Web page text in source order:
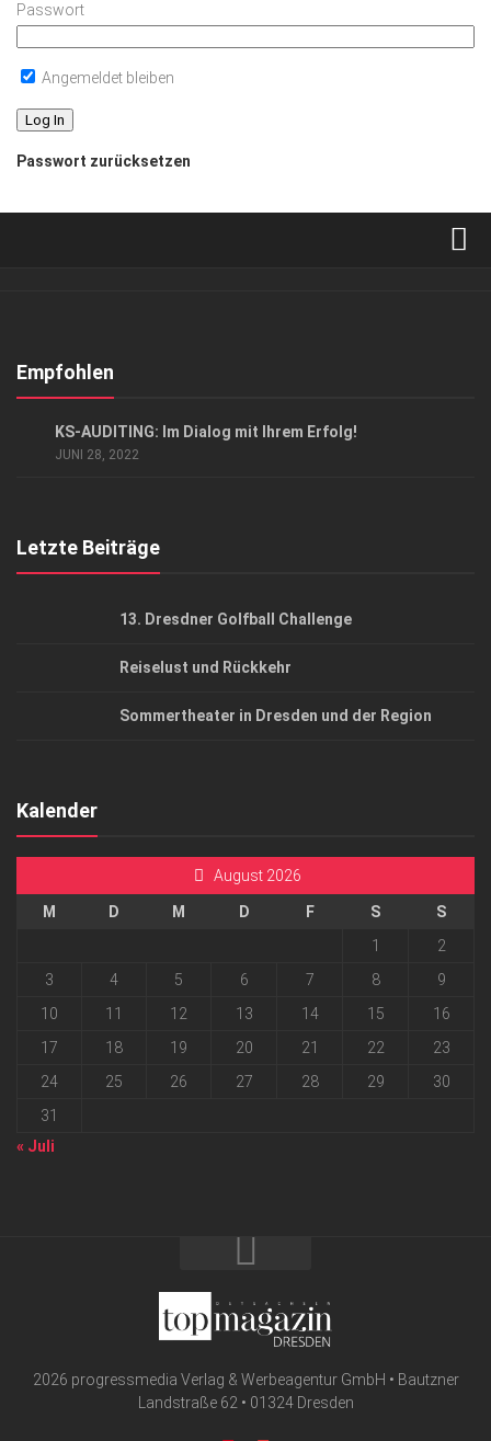
Passwort
Angemeldet bleiben
Passwort zurücksetzen
Kontakt, Impressum
Empfohlen
KS-AUDITING: Im Dialog mit Ihrem Erfolg!
JUNI 28, 2022
Letzte Beiträge
13. Dresdner Golfball Challenge
Reiselust und Rückkehr
Sommertheater in Dresden und der Region
Kalender
August 2026
M D M D F S
S
1
2
3
4 5 6 7 8
9
10
11 12 13 14 15
16
17
18 19 20 21 22
23
24
25 26 27 28 29
30
31
« Juli
2026 progressmedia Verlag & Werbeagentur GmbH • Bautzner
Landstraße 62 • 01324 Dresden